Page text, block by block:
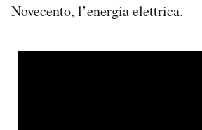
Novecento, l’energia elettrica.